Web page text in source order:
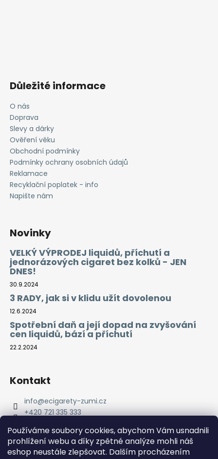
Používáme soubory cookies, abychom Vám usnadnili
prohlížení webu a díky zpětné analýze mohli náš
eshop neustále zlepšovat. Dalším procházením
Důležité informace
O nás
Doprava
Slevy a dárky
Ověření věku
Obchodní podmínky
Podmínky ochrany osobních údajů
Reklamace
Recyklační poplatek - info
Napište nám
Novinky
VELKÝ VÝPRODEJ liquidů, příchutí a
jednorázových cigaret bez kolků - JEN
DNES!
30.9.2024
3 RADY, jak si v klidu užít dovolenou
12.6.2024
Spotřební daň a její dopad na zvyšování
cen liquidů, bází a příchutí
22.2.2024
Kontakt
info@ecigarety-zumi.cz
+420 721 335 333